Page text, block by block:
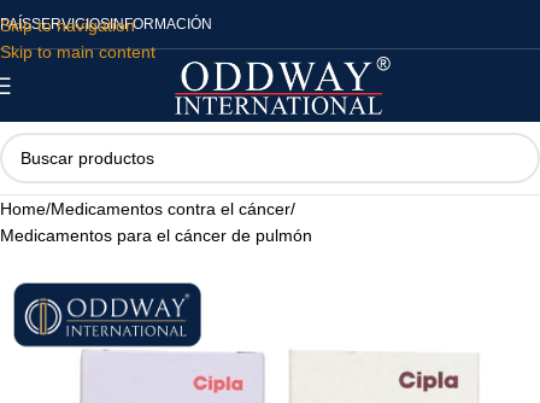
Skip to navigation
Skip to main content
PAÍSSERVICIOSINFORMACIÓN
Home/Medicamentos contra el cáncer/
Medicamentos para el cáncer de pulmón